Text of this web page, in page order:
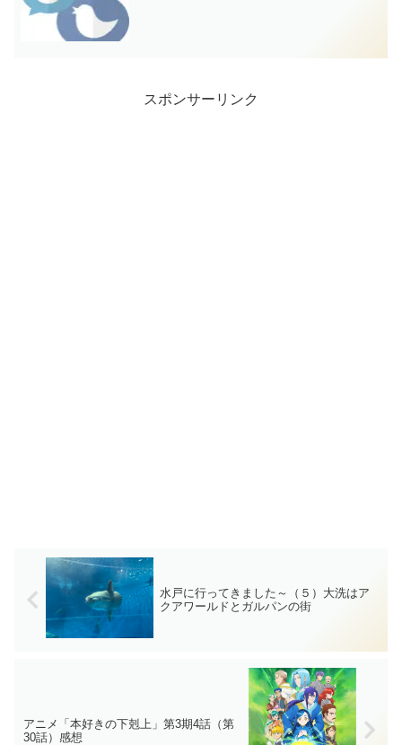
スポンサーリンク
水戸に行ってきました～（５）大洗はア
クアワールドとガルパンの街
アニメ「本好きの下剋上」第3期4話（第
30話）感想